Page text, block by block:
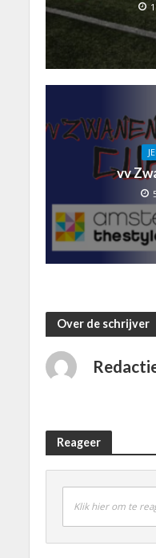
vv
Over de schrijver
Reageer
Klik hier om te